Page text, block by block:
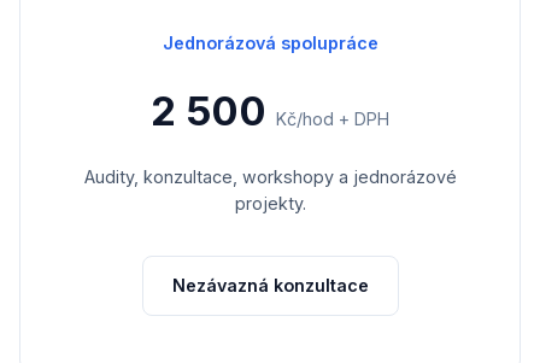
Jednorázová spolupráce
2 500 Kč/hod + DPH
Audity, konzultace, workshopy a jednorázové
projekty.
Nezávazná konzultace